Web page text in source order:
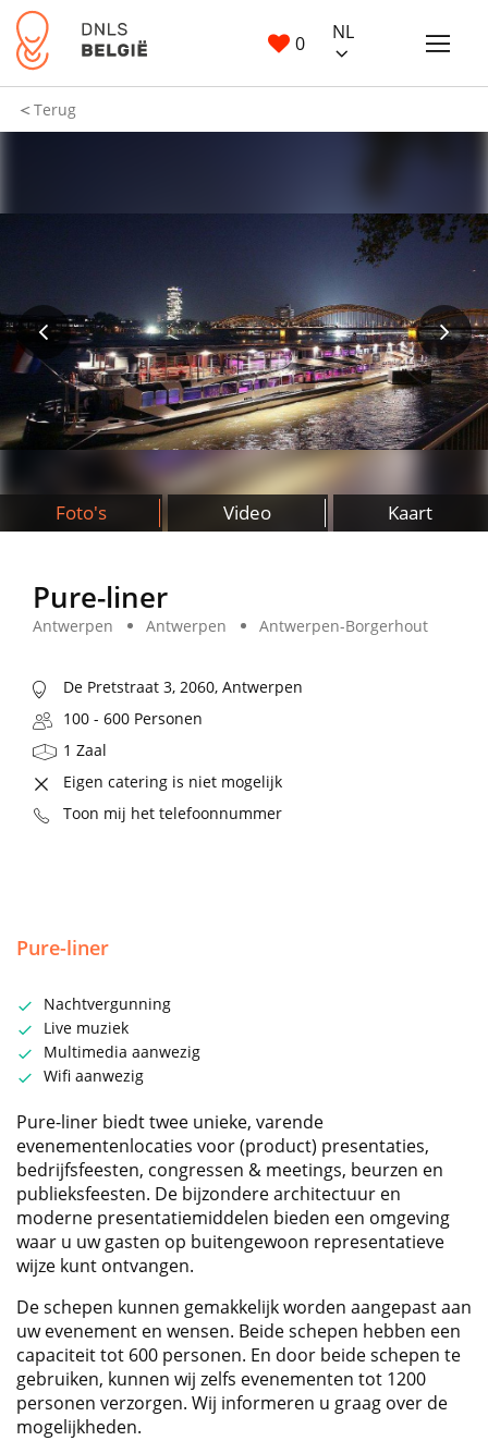
0 NL
Terug
Foto's Video Kaart
Pure-liner
Antwerpen Antwerpen Antwerpen-Borgerhout
De Pretstraat 3, 2060, Antwerpen
100 - 600 Personen
1 Zaal
Eigen catering is niet mogelijk
Toon mij het telefoonnummer
Pure-liner
Nachtvergunning
Live muziek
Multimedia aanwezig
Wifi aanwezig
Pure-liner biedt twee unieke, varende
evenementenlocaties voor (product) presentaties,
bedrijfsfeesten, congressen & meetings, beurzen en
publieksfeesten. De bijzondere architectuur en
moderne presentatiemiddelen bieden een omgeving
waar u uw gasten op buitengewoon representatieve
wijze kunt ontvangen.
De schepen kunnen gemakkelijk worden aangepast aan
uw evenement en wensen. Beide schepen hebben een
capaciteit tot 600 personen. En door beide schepen te
gebruiken, kunnen wij zelfs evenementen tot 1200
personen verzorgen. Wij informeren u graag over de
mogelijkheden.